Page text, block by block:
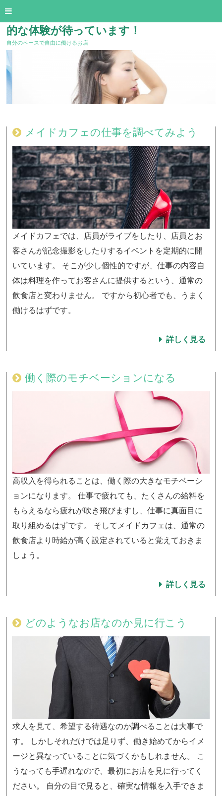
メイドカフェで働いてみませんか？刺激
的な体験が待っています！
自分のペースで自由に働けるお店
メイドカフェの仕事を調べてみよう
メイドカフェでは、店員がライブをしたり、店員とお
客さんが記念撮影をしたりするイベントを定期的に開
いています。 そこが少し個性的ですが、仕事の内容自
体は料理を作ってお客さんに提供するという、通常の
飲食店と変わりません。 ですから初心者でも、うまく
働けるはずです。
詳しく見る
働く際のモチベーションになる
高収入を得られることは、働く際の大きなモチベーシ
ョンになります。 仕事で疲れても、たくさんの給料を
もらえるなら疲れが吹き飛びますし、仕事に真面目に
取り組めるはずです。 そしてメイドカフェは、通常の
飲食店より時給が高く設定されていると覚えておきま
しょう。
詳しく見る
どのようなお店なのか見に行こう
求人を見て、希望する待遇なのか調べることは大事で
す。 しかしそれだけでは足りず、働き始めてからイメ
ージと異なっていることに気づくかもしれません。 こ
うなっても手遅れなので、最初にお店を見に行ってく
ださい。 自分の目で見ると、確実な情報を入手できま